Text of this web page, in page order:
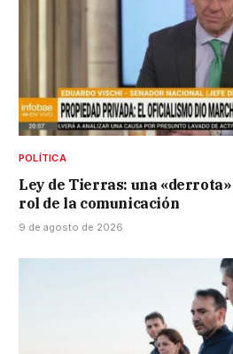
POLÍTICA
Ley de Tierras: una
rol de la comunicación
9 de agosto de 2026